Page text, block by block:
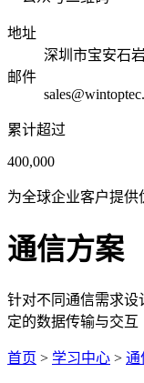
地址
深圳市宝安石
邮件
累计超过
400,000
为全球企业客户提供
通信方案
针对不同通信需求设
定的数据传输与交互
首页 > 学习中心 > 通